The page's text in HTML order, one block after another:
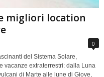
migliori location
0
del Sistema Solare,
vacanze extraterrestri: dalla Luna
di Marte alle lune di Giove,